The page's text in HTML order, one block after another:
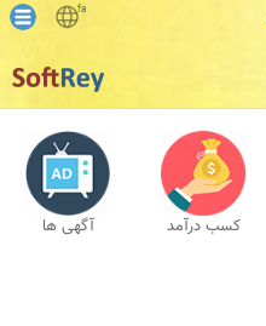
fa
کسب درآمد آگهی ها